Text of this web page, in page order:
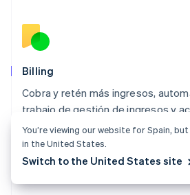
Billing
Cobra y retén más ingresos,
trabajo de gestión de ingresos y
internacional.
Explorar Billing
English
México
Español
English
Nueva Zelanda
Países Bajos
English
You’re viewing our website for Spain,
in the United States.
Switch to the United States site